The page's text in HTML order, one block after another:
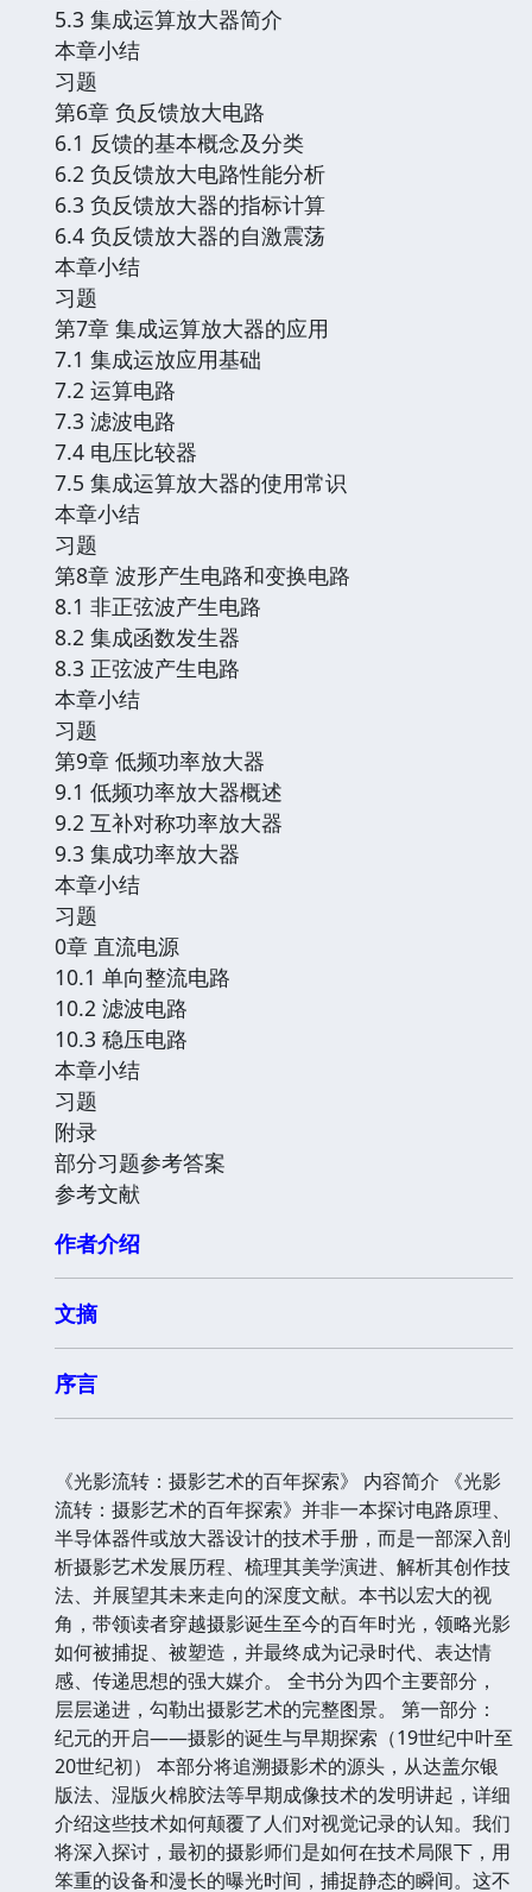
5.3 集成运算放大器简介
本章小结
习题
第6章 负反馈放大电路
6.1 反馈的基本概念及分类
6.2 负反馈放大电路性能分析
6.3 负反馈放大器的指标计算
6.4 负反馈放大器的自激震荡
本章小结
习题
第7章 集成运算放大器的应用
7.1 集成运放应用基础
7.2 运算电路
7.3 滤波电路
7.4 电压比较器
7.5 集成运算放大器的使用常识
本章小结
习题
第8章 波形产生电路和变换电路
8.1 非正弦波产生电路
8.2 集成函数发生器
8.3 正弦波产生电路
本章小结
习题
第9章 低频功率放大器
9.1 低频功率放大器概述
9.2 互补对称功率放大器
9.3 集成功率放大器
本章小结
习题
0章 直流电源
10.1 单向整流电路
10.2 滤波电路
10.3 稳压电路
本章小结
习题
附录
部分习题参考答案
参考文献
作者介绍
文摘
序言
《光影流转：摄影艺术的百年探索》 内容简介 《光影
流转：摄影艺术的百年探索》并非一本探讨电路原理、
半导体器件或放大器设计的技术手册，而是一部深入剖
析摄影艺术发展历程、梳理其美学演进、解析其创作技
法、并展望其未来走向的深度文献。本书以宏大的视
角，带领读者穿越摄影诞生至今的百年时光，领略光影
如何被捕捉、被塑造，并最终成为记录时代、表达情
感、传递思想的强大媒介。 全书分为四个主要部分，
层层递进，勾勒出摄影艺术的完整图景。 第一部分：
纪元的开启——摄影的诞生与早期探索（19世纪中叶至
20世纪初） 本部分将追溯摄影术的源头，从达盖尔银
版法、湿版火棉胶法等早期成像技术的发明讲起，详细
介绍这些技术如何颠覆了人们对视觉记录的认知。我们
将深入探讨，最初的摄影师们是如何在技术局限下，用
笨重的设备和漫长的曝光时间，捕捉静态的瞬间。这不